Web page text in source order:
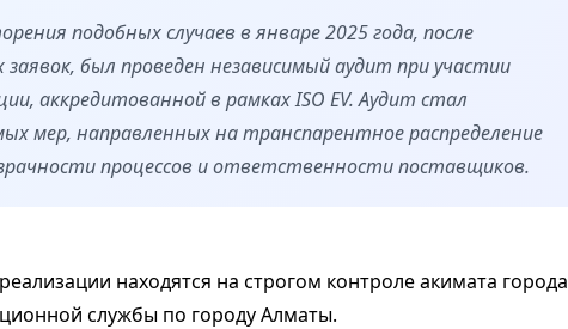
подобных случаев в январе 2025 года, после
был проведен независимый аудит при участии
аккредитованной в рамках ISO EV. Аудит стал
мер, направленных на транспарентное распределение
процессов и ответственности поставщиков.
находятся на строгом контроле акимата города
службы по городу Алматы.